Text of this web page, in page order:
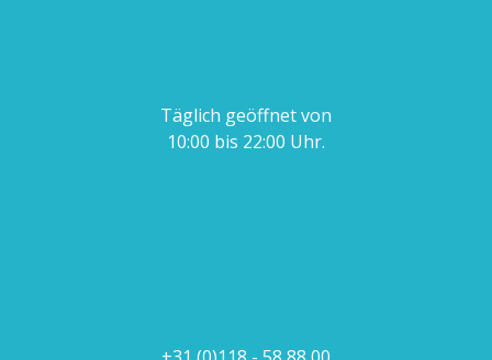
Täglich geöffnet von
10:00 bis 22:00 Uhr.